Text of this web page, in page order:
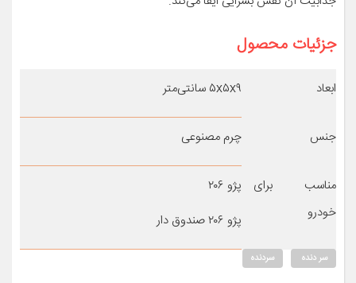
جزئیات محصول
ابعاد ۵x۵x۹ سانتی‌متر
جنس چرم مصنوعی
مناسب برای
خودرو
پژو ۲۰۶
پژو ۲۰۶ صندوق دار
سر دنده سردنده